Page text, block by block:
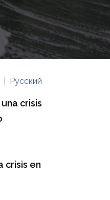
Русский
crisis
crisis en